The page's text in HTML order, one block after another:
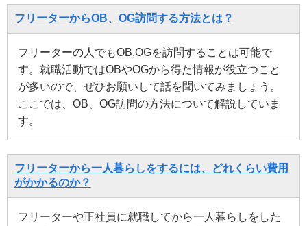
フリーターからOB、OG訪問する方法とは？
フリーターの人でもOB,OGを訪問することは可能で
す。就職活動ではOBやOGから得た情報が役立つこと
が多いので、ぜひお願いして話を聞いてみましょう。
ここでは、OB、OG訪問の方法について解説していま
す。
フリーターから一人暮らしをするには、どれくらい費用
がかかるのか？
フリーターや正社員に就職してから一人暮らしをした